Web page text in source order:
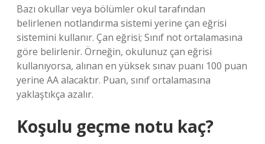
Bazı okullar veya bölümler okul tarafından
belirlenen notlandırma sistemi yerine çan eğrisi
sistemini kullanır. Çan eğrisi; Sınıf not ortalamasına
göre belirlenir. Örneğin, okulunuz çan eğrisi
kullanıyorsa, alınan en yüksek sınav puanı 100 puan
yerine AA alacaktır. Puan, sınıf ortalamasına
yaklaştıkça azalır.
Koşulu geçme notu kaç?